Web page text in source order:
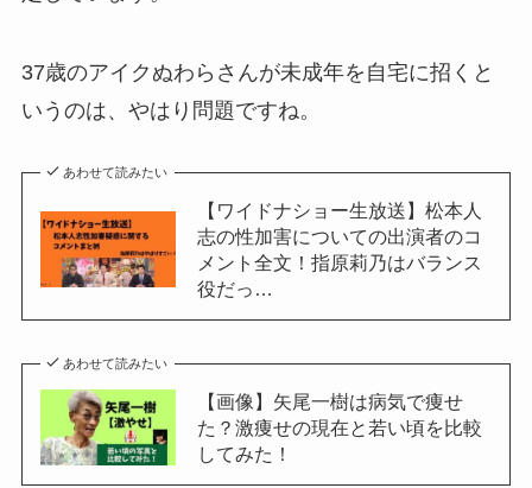
37歳のアイクぬわらさんが未成年を自宅に招くと
いうのは、やはり問題ですね。
あわせて読みたい
【ワイドナショー生放送】松本人
志の性加害についての出演者のコ
メント全文！指原莉乃はバランス
役だっ…
あわせて読みたい
【画像】矢尾一樹は病気で痩せ
た？激痩せの現在と若い頃を比較
してみた！